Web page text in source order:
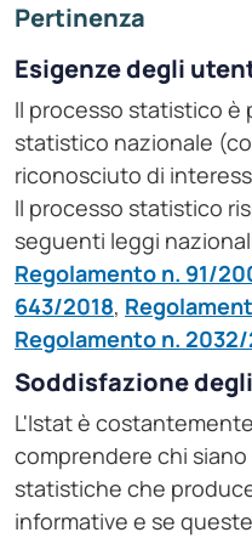
Pertinenza
Esigenze degli
Il processo statistico è
statistico nazionale
riconosciuto di
Il processo statistico
seguenti leggi
Regolamento n. 91/
643/2018,
Regolamento n.
Soddisfazione
L'Istat è
comprendere chi
statistiche che
informative e se